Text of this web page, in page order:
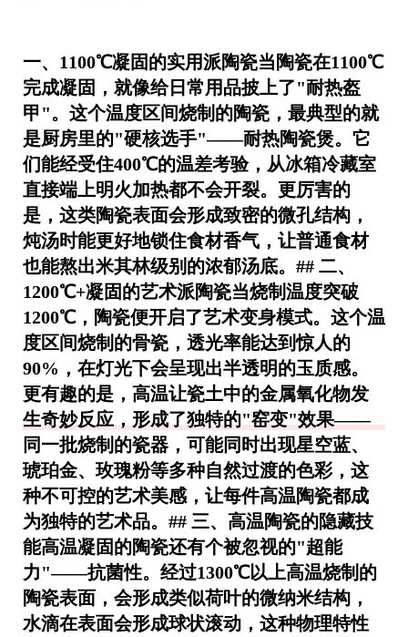
一、1100℃凝固的实用派陶瓷当陶瓷在1100℃
完成凝固，就像给日常用品披上了"耐热盔
甲"。这个温度区间烧制的陶瓷，最典型的就
是厨房里的"硬核选手"——耐热陶瓷煲。它
们能经受住400℃的温差考验，从冰箱冷藏室
直接端上明火加热都不会开裂。更厉害的
是，这类陶瓷表面会形成致密的微孔结构，
炖汤时能更好地锁住食材香气，让普通食材
也能熬出米其林级别的浓郁汤底。## 二、
1200℃+凝固的艺术派陶瓷当烧制温度突破
1200℃，陶瓷便开启了艺术变身模式。这个温
度区间烧制的骨瓷，透光率能达到惊人的
90%，在灯光下会呈现出半透明的玉质感。
更有趣的是，高温让瓷土中的金属氧化物发
生奇妙反应，形成了独特的"窑变"效果——
同一批烧制的瓷器，可能同时出现星空蓝、
琥珀金、玫瑰粉等多种自然过渡的色彩，这
种不可控的艺术美感，让每件高温陶瓷都成
为独特的艺术品。## 三、高温陶瓷的隐藏技
能高温凝固的陶瓷还有个被忽视的"超能
力"——抗菌性。经过1300℃以上高温烧制的
陶瓷表面，会形成类似荷叶的微纳米结构，
水滴在表面会形成球状滚动，这种物理特性